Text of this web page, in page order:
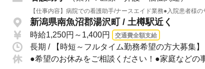
【仕事内容】病院での看護助手/ナースエイド業務●入院患者様
新潟県南魚沼郡湯沢町 / 土樽駅近く
時給1,250円～1,400円 交通費全額支給
長期 / 【時短～フルタイム勤務希望の方大募集